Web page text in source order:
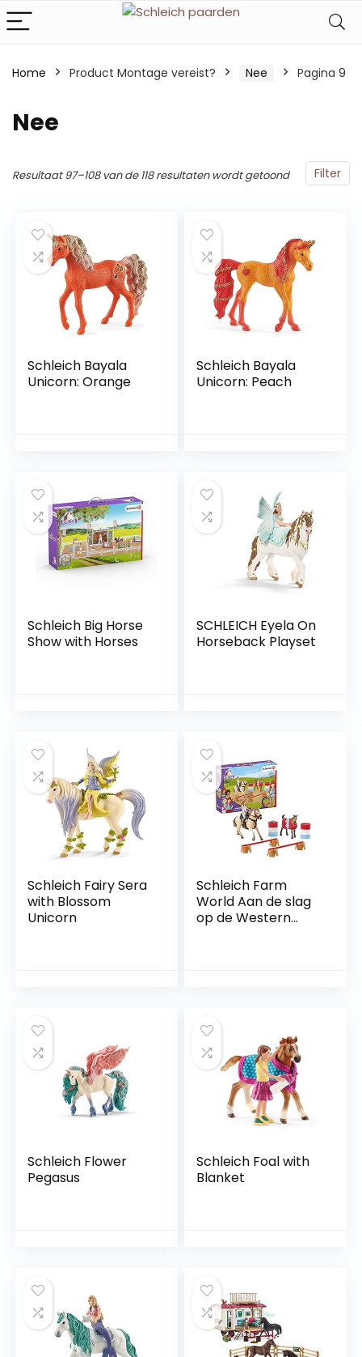
Home Product Montage vereist? ‎Nee Pagina 9
‎Nee
Filter
Resultaat 97–108 van de 118 resultaten wordt getoond
Schleich Bayala
Unicorn: Orange
Schleich Bayala
Unicorn: Peach
Schleich Big Horse
Show with Horses
SCHLEICH Eyela On
Horseback Playset
Schleich Fairy Sera
with Blossom
Unicorn
Schleich Farm
World Aan de slag
op de Western
Schleich Flower
Pegasus
Schleich Foal with
Blanket